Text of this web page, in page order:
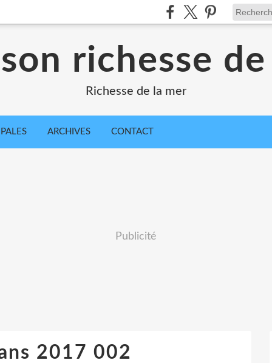
richesse
Richesse de la mer
ARCHIVES CONTACT
Publicité
2017 002